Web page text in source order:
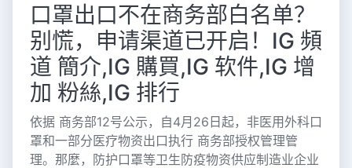
口罩出口不在商务部白名单？
别慌，申请渠道已开启！IG 頻
道 簡介,IG 購買,IG 软件,IG 增
加 粉絲,IG 排行
依据 商务部12号公示，自4月26日起，非医用外科口
罩和一部分医疗物资出口执行 商务部授权管理管
理。那麼，防护口罩等卫生防疫物资供应制造业企业